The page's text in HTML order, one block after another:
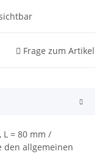
Frage zum Artikel
L = 80 mm /
den allgemeinen